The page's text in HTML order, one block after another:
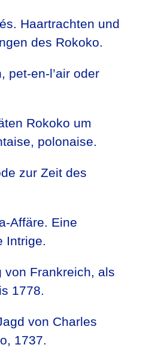
Haartrachten und
des Rokoko.
pet-en-l’air oder
Rokoko um
polonaise.
zur Zeit des
Affäre. Eine
Intrige.
von Frankreich, als
1778.
von Charles
1737.